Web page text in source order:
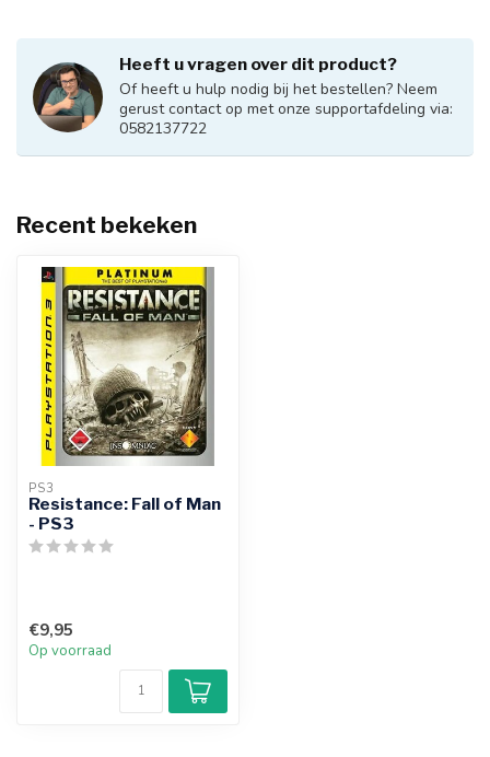
Heeft u vragen over dit product?
Of heeft u hulp nodig bij het bestellen? Neem
gerust contact op met onze supportafdeling via:
0582137722
Recent bekeken
PS3
Resistance: Fall of Man
- PS3
€9,95
Op voorraad